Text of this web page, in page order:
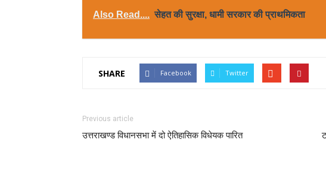
Also Read.... सेहत की सुरक्षा, धामी सरकार की प्राथमिकता
SHARE Facebook Twitter
Previous article
उत्तराखण्ड विधानसभा में दो ऐतिहासिक विधेयक पारित